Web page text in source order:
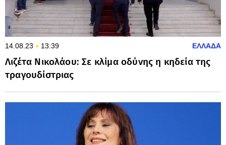
14.08.23 13:39 ΕΛΛΑΔΑ
Λιζέτα Νικολάου: Σε κλίμα οδύνης η κηδεία της
τραγουδίστριας